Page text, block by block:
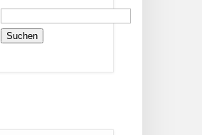
Suchen
nach: